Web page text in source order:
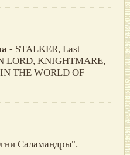
- STALKER, Last
LORD, KNIGHTMARE,
THE WORLD OF
Саламандры".